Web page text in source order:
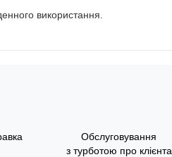
використання.
Обслуговування
з турботою про клієнта